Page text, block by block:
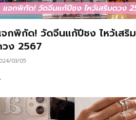
กพิกัด! วัดจีนแก้ปีชง ไหว้เสริม
ง 2567
03/05